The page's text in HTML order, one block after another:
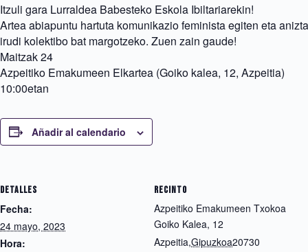
Itzuli gara Lurraldea Babesteko Eskola Ibiltariarekin!
Arteaabiapuntu hartuta komunikaziofeministaegiten eta
irudi kolektibobat margotzeko. Zuen zain gaude!
Maitzak24
Azpeitiko Emakumeen Elkartea (Goiko kalea, 12, Azpeitia)
10:00etan
Añadir al calendario
DETALLES
Fecha:
24 mayo, 2023
Hora:
RECINTO
Azpeitiko Emakumeen Txokoa
Goiko Kalea, 12
Azpeitia,Gipuzkoa20730